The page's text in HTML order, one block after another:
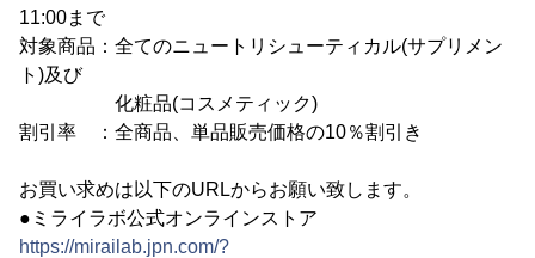
11:00まで
対象商品：全てのニュートリシューティカル(サプリメン
ト)及び
化粧品(コスメティック)
割引率 ：全商品、単品販売価格の10％割引き
お買い求めは以下のURLからお願い致します。
●ミライラボ公式オンラインストア
https://mirailab.jpn.com/?